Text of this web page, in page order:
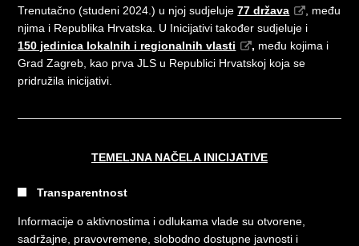
Trenutačno (studeni 2024.) u njoj sudjeluje77 država
, među
njima i Republika Hrvatska. U Inicijativi također sudjeluje i
150 jedinica lokalnih i regionalnih vlasti
, među kojima i
Grad Zagreb, kao prva JLS u Republici Hrvatskoj koja se
pridružila inicijativi.
TEMELJNA NAČELA INICIJATIVE
Transparentnost
Informacije o aktivnostima i odlukama vlade su otvorene,
sadržajne, pravovremene, slobodno dostupne javnosti i